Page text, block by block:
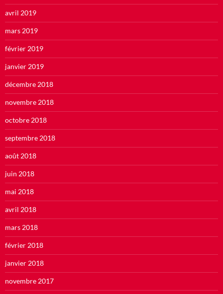
avril 2019
mars 2019
février 2019
janvier 2019
décembre 2018
novembre 2018
octobre 2018
septembre 2018
août 2018
juin 2018
mai 2018
avril 2018
mars 2018
février 2018
janvier 2018
novembre 2017